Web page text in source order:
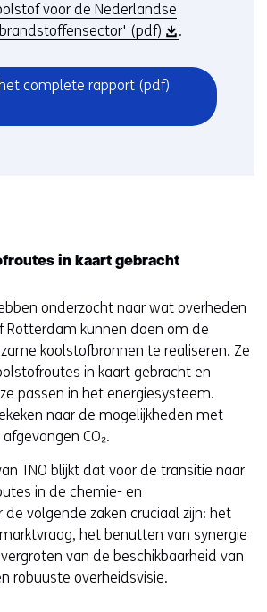
voor de Nederlandse
(pdf)
e
u
v
e
n
s
t
e
.
complete rapport (pdf)
nieuw
in kaart gebracht
onderzocht naar wat overheden
Rotterdam kunnen doen om de
koolstofbronnen te realiseren. Ze
in kaart gebracht en
passen in het energiesysteem.
naar de mogelijkheden met
CO₂.
TNO blijkt dat voor de transitie naar
in de chemie- en
volgende zaken cruciaal zijn: het
het benutten van synergie
van de beschikbaarheid van
robuuste overheidsvisie.